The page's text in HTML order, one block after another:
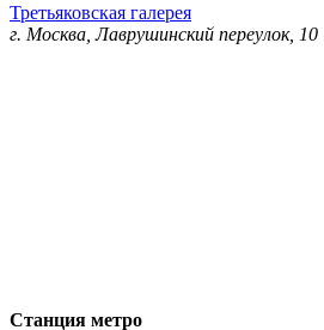
Третьяковская галерея
г. Москва, Лаврушинский переулок, 10
Станция метро